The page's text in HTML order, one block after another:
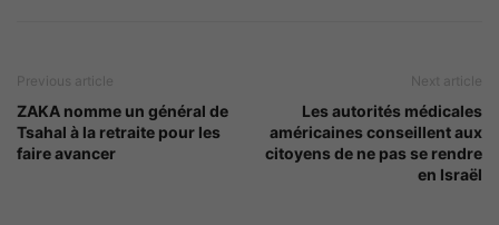
Previous article
ZAKA nomme un général de
Tsahal à la retraite pour les
faire avancer
Next article
Les autorités médicales
américaines conseillent aux
citoyens de ne pas se rendre
en Israël